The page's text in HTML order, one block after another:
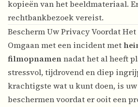
kopieën van het beeldmateriaal.
rechtbankbezoek vereist.
Bescherm Uw Privacy Voordat
Omgaan met een incident met
filmopnamennadat het al heeft
stressvol, tijdrovend en diep
krachtigste wat u kunt doen, is
beschermen voordat er ooit een